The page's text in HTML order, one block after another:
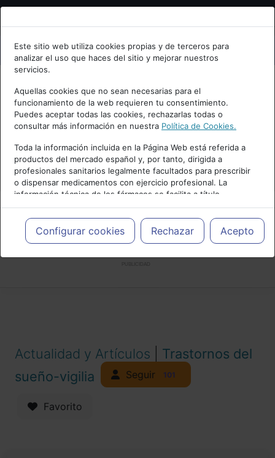
Bienvenid@ a psiquiatria.com
Escribe tu Email
Accede o regístrate con tu email.
Cancelar
Este sitio web utiliza cookies propias y de terceros para
analizar el uso que haces del sitio y mejorar nuestros
servicios.
Aquellas cookies que no sean necesarias para el
funcionamiento de la web requieren tu consentimiento.
Puedes aceptar todas las cookies, rechazarlas todas o
consultar más información en nuestra Política de Cookies.
Toda la información incluida en la Página Web está referida a
productos del mercado español y, por tanto, dirigida a
profesionales sanitarios legalmente facultados para prescribir
o dispensar medicamentos con ejercicio profesional. La
información técnica de los fármacos se facilita a título
meramente informativo, siendo responsabilidad de los
profesionales facultados prescribir medicamentos y decidir, en
cada caso concreto, el tratamiento más adecuado a las
necesidades del paciente.
Configurar cookies Rechazar Acepto
Actualidad y Artículos
Trastornos del
sueño-vigilia
Seguir 101
Favorito